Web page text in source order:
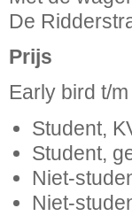
De
Prijs
Early bird t/
Student,
Student,
Niet-
Niet-